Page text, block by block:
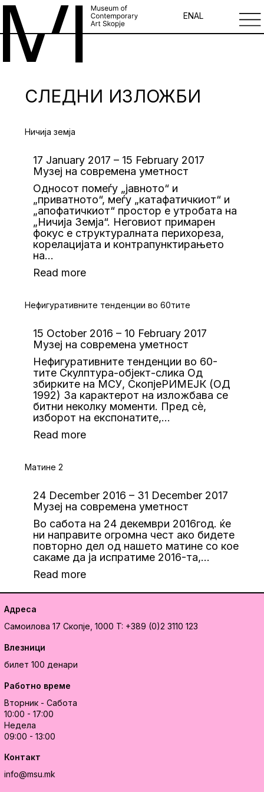
ENAL
СЛЕДНИ ИЗЛОЖБИ
Ничија земја
17 January 2017 – 15 February 2017
Музеј на современа уметност
Односот помеѓу „јавното“ и
„приватното“, меѓу „катафатичкиот“ и
„апофатичкиот“ простор е утробата на
„Ничија Земја“. Неговиот примарен
фокус е структуралната перихореза,
корелацијата и контрапунктирањето
на…
Read more
Нефигуративните тенденции во 60тите
15 October 2016 – 10 February 2017
Музеј на современа уметност
Нефигуративните тенденции во 60-
тите Скулптура-објект-слика Од
збирките на МСУ, СкопјеРИМЕЈК (ОД
1992) За карактерот на изложбава се
битни неколку моменти. Пред сè,
изборот на експонатите,…
Read more
Матине 2
24 December 2016 – 31 December 2017
Музеј на современа уметност
Во сабота на 24 декември 2016год. ќе
ни направите огромна чест ако бидете
повторно дел од нашето матине со кое
сакаме да ја испратиме 2016-та,…
Read more
Адреса
Самоилова 17 Скопје, 1000 T: +389 (0)2 3110 123
Влезници
билет 100 денари
Работно време
Вторник - Сабота
10:00 - 17:00
Недела
09:00 - 13:00
Контакт
info@msu.mk